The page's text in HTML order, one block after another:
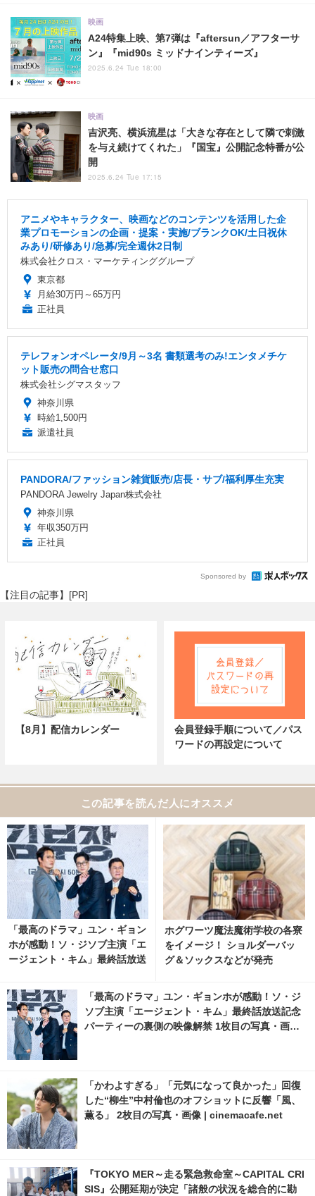
A24特集上映、第7弾は『aftersun／アフターサ
ン』『mid90s ミッドナインティーズ』
映画
2025.6.24 Tue 18:00
吉沢亮、横浜流星は「大きな存在として隣で刺激
を与え続けてくれた」『国宝』公開記念特番が公
開
映画
2025.6.24 Tue 17:15
アニメやキャラクター、映画などのコンテンツを活用した企
業プロモーションの企画・提案・実施/ブランクOK/土日祝休
みあり/研修あり/急募/完全週休2日制
株式会社クロス・マーケティンググループ
東京都
月給30万円～65万円
正社員
テレフォンオペレータ/9月～3名 書類選考のみ!エンタメチケ
ット販売の問合せ窓口
株式会社シグマスタッフ
神奈川県
時給1,500円
派遣社員
PANDORA/ファッション雑貨販売/店長・サブ/福利厚生充実
PANDORA Jewelry Japan株式会社
神奈川県
年収350万円
正社員
Sponsored by
【注目の記事】[PR]
【8月】配信カレンダー
会員登録手順について／パス
ワードの再設定について
この記事を読んだ人にオススメ
「最高のドラマ」ユン・ギョン
ホが感動！ソ・ジソブ主演「エ
ージェント・キム」最終話放送
禁
ホグワーツ魔法魔術学校の各寮
をイメージ！ ショルダーバッ
グ＆ソックスなどが発売
「最高のドラマ」ユン・ギョンホが感動！ソ・ジ
ソブ主演「エージェント・キム」最終話放送記念
パーティーの裏側の映像解禁 1枚目の写真・画像 |
「かわよすぎる」「元気になって良かった」回復
した“柳生”中村倫也のオフショットに反響「風、
薫る」 2枚目の写真・画像 | cinemacafe.net
『TOKYO MER～走る緊急救命室～CAPITAL CRI
SIS』公開延期が決定「諸般の状況を総合的に勘